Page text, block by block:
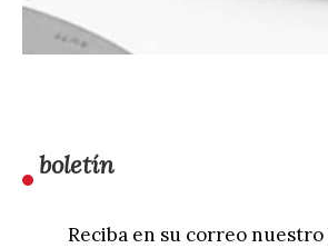
boletín
Reciba en su correo